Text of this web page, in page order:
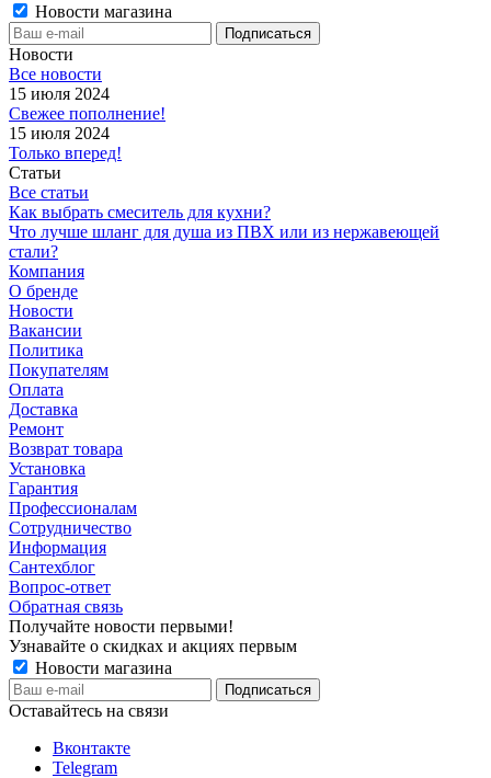
Новости магазина
Новости
Все новости
15 июля 2024
Свежее пополнение!
15 июля 2024
Только вперед!
Статьи
Все статьи
Как выбрать смеситель для кухни?
Что лучше шланг для душа из ПВХ или из нержавеющей
стали?
Компания
О бренде
Новости
Вакансии
Политика
Покупателям
Оплата
Доставка
Ремонт
Возврат товара
Установка
Гарантия
Профессионалам
Сотрудничество
Информация
Сантехблог
Вопрос-ответ
Обратная связь
Получайте новости первыми!
Узнавайте о скидках и акциях первым
Новости магазина
Оставайтесь на связи
Вконтакте
Telegram